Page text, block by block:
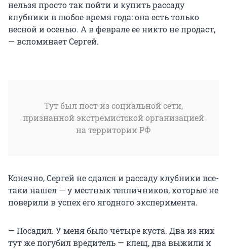
нельзя просто так пойти и купить рассаду
клубники в любое время года: она есть только
весной и осенью. А в феврале ее никто не продаст,
— вспоминает Сергей.
Тут был пост из социальной сети,
признанной экстремистской организацией
на территории РФ
Конечно, Сергей не сдался и рассаду клубники все-
таки нашел — у местных тепличников, которые не
поверили в успех его ягодного эксперимента.
— Посадил. У меня было четыре куста. Два из них
тут же погубил вредитель — клещ, два выжили и